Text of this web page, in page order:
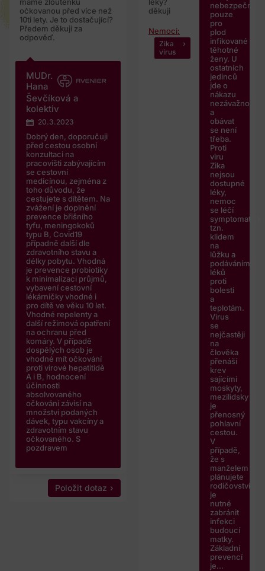
očkovanou před více než
10ti lety. Je to dostačující?
Předem děkuji za
odpověď.
MUDr.
Hana
Ševčíková a
kolektiv
20.3.2023
Dobrý den, doporučuji
před cestou osobní
konzultaci na
pracovišti zabývajícím
se cestovní
medicínou, zejména z
toho důvodu, že
cestujete s dítětem. Na
zvážení je doplnění
prevence břišního
tyfu, meningokoků
typu B, Covid19
případně další dle
zdravotního stavu a
délky pobytu. Vhodná
je prevence probiotiky
k minimalizaci průjmů,
vybavení cestovní
lékárničky vhodné i
pro dítě ve věku 10 let.
Vhodné repelenty a
další režimová opatření
na ochranu před
komáry. V případě
dospělých osob je
vhodné mít očkování
proti virové hepatitidě
A i B, hodnocení
účinnosti
absolvovaného
očkování závisí na
množství podaných
dávek, typu vakcíny a
zdravotním stavu
očkovaného. S
pozdravem
Položit dotaz
děkuji
Nemoci:
Zika
virus
nebezpečná
pouze
pro
plod
infikované
těhotné
ženy. U
ostatních
jedinců
jde o
nákazu
nezávažnou
a
obávat
se není
třeba.
Proti
viru
Zika
nejsou
dostupné
léky,
nemoc
se léčí
tzn.
klidem
na
lůžku a
podáváním
léků
proti
bolesti
a
teplotám.
Virus
se
nejčastěji
na
člověka
přenáší
krev
sajícími
moskyty,
mezilidsky
je
přenosný
pohlavní
cestou.
V
případě,
že s
manželem
plánujete
rodičovství,
je
nutné
zabránit
infekci
budoucí
matky.
Základní
prevencí
je...